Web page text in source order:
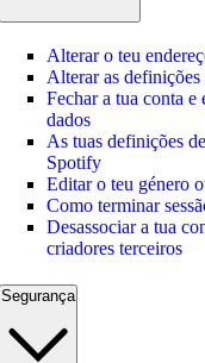
Alterar o teu
Alterar as
Fechar a tua conta e
dados
As tuas definições
Spotify
Editar o teu género
Como terminar
Desassociar a tua
criadores terceiros
Segurança